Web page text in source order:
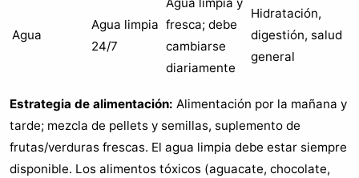
Agua
Agua limpia
24/7
fresca; debe
cambiarse
diariamente
Hidratación,
digestión, salud
general
Estrategia de alimentación: Alimentación por la mañana y
tarde; mezcla de pellets y semillas, suplemento de
frutas/verduras frescas. El agua limpia debe estar siempre
disponible. Los alimentos tóxicos (aguacate, chocolate,